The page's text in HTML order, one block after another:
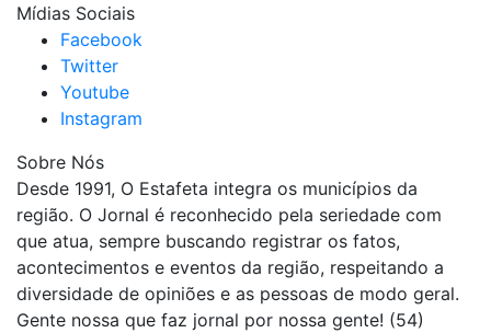
Mídias Sociais
Facebook
Twitter
Youtube
Instagram
Sobre Nós
Desde 1991, O Estafeta integra os municípios da
região. O Jornal é reconhecido pela seriedade com
que atua, sempre buscando registrar os fatos,
acontecimentos e eventos da região, respeitando a
diversidade de opiniões e as pessoas de modo geral.
Gente nossa que faz jornal por nossa gente! (54)